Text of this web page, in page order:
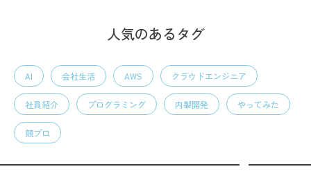
人気のあるタグ
AI 会社生活 AWS クラウドエンジニア
社員紹介 プログラミング 内製開発 やってみた
競プロ